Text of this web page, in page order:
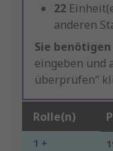
22
anderen
Sie
eingeben und
überprüfen“
Rolle(n)
1 +